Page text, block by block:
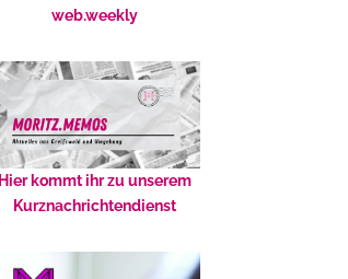
web.weekly
Hier kommt ihr zu unserem
Kurznachrichtendienst